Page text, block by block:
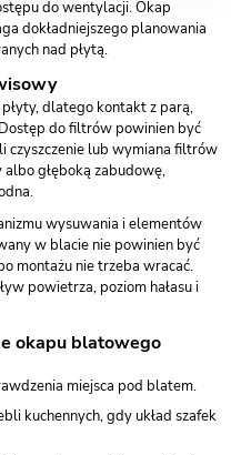
do wentylacji. Okap
dokładniejszego planowania
nad płytą.
dlatego kontakt z parą,
do filtrów powinien być
czyszczenie lub wymiana filtrów
głęboką zabudowę,
wysuwania i elementów
w blacie nie powinien być
montażu nie trzeba wracać.
powietrza, poziom hałasu i
okapu blatowego
miejsca pod blatem.
kuchennych, gdy układ szafek